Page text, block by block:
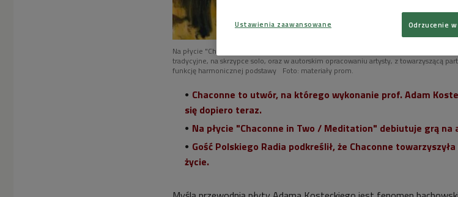
Na płycie "Chaconne in Two / Meditation" znalazły się nagrania ukazujące dwa ujęcia
tradycyjne, na skrzypce solo, oraz w autorskim opracowaniu artysty, z towarzyszącą
funkcję harmonicznej podstawy Foto: materiały prom.
Chaconne to utwór, na którego wykonanie prof. Adam
się dopiero teraz.
Na płycie "Chaconne in Two / Meditation" debiutuje grą na
Gość Polskiego Radia podkreślił, że Chaconne
życie.
Ustawienia zaawansowane Odrzucenie